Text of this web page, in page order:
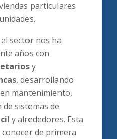
particulares
sector nos ha
años con
y
, desarrollando
mantenimiento,
sistemas de
y alrededores. Esta
de primera